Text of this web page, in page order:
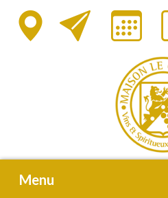
Menu